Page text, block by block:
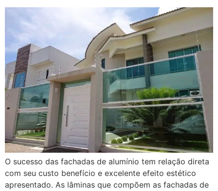
O sucesso das fachadas de alumínio tem relação direta
com seu custo benefício e excelente efeito estético
apresentado. As lâminas que compõem as fachadas de